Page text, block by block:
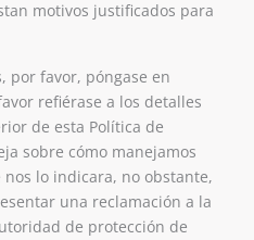
motivos justificados para
por favor, póngase en
refiérase a los detalles
de esta Política de
sobre cómo manejamos
lo indicara, no obstante,
una reclamación a la
de protección de